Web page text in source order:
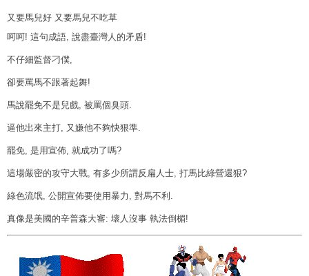
又要馬兒好 又要馬兒不吃草
呵呵! 這句成語, 說盡臺灣人的矛盾!
不仔細監督刁僕,
卻要罵馬不跟著起舞!
馬說罷免不是兒戲, 被罵個臭頭.
逼他出來主打, 又嫌他不夠快狠準.
罷免, 是用宣佈, 就成功了嗎?
這場嚴密的攻守大戰, 有多少所謂反扁人士, 打馬比綠營還狠?
綠色流氓, 公開宣佈要使用暴力, 對馬不利.
真像是美國的辛普森大審: 壞人沒事 執法倒楣!